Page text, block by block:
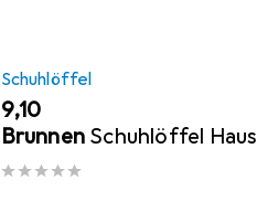
Schuhlöffel
EUR
9,10
Brunnen Schuhlöffel Haus